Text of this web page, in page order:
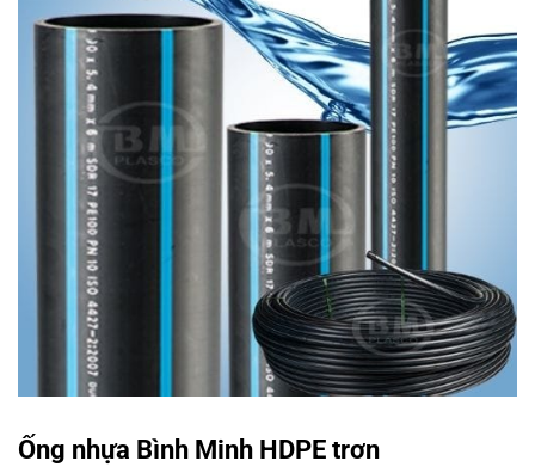
Ống nhựa Bình Minh HDPE trơn